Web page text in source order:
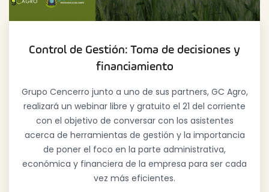
Control de Gestión: Toma de decisiones y
financiamiento
Grupo Cencerro junto a uno de sus partners, GC Agro,
realizará un webinar libre y gratuito el 21 del corriente
con el objetivo de conversar con los asistentes
acerca de herramientas de gestión y la importancia
de poner el foco en la parte administrativa,
económica y financiera de la empresa para ser cada
vez más eficientes.